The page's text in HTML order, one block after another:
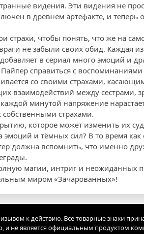
видения. Эти видения не
в древнем артефакте, и теперь
страхи, чтобы понять, что же на
не забыли своих обид. Каждая из
в сериал много эмоций и
справиться с
со своими страхами,
взаимодействий между сестрами,
минутой напряжение
страхами.
которое может изменить их
эмоций и тёмных сил? В то время
должна вспомнить, что именно
магии, интриг и неожиданных
миром «Зачарованных»!
к действию. Все товарные знаки
и не является официальным продуктом